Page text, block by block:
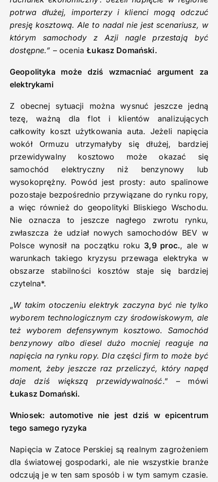
potrwa dłużej, importerzy i klienci mogą odczuć
presję kosztową. Ale to nadal nie jest scenariusz, w
którym samochody z Azji nagle przestają być
dostępne.” – oceniaŁukasz Domański.
Geopolityka może dziś wzmacniać argument za
elektrykami
Z obecnej sytuacji można wysnuć jeszcze jedną
tezę, ważną dla flot i klientów analizujących
całkowity koszt użytkowania auta. Jeżeli napięcia
wokół Ormuzu utrzymałyby się dłużej, bardziej
przewidywalny kosztowo może okazać się
samochód elektryczny niż benzynowy lub
wysokoprężny. Powód jest prosty: auto spalinowe
pozostaje bezpośrednio przywiązane do rynku ropy,
a więc również do geopolityki Bliskiego Wschodu.
Nie oznacza to jeszcze nagłego zwrotu rynku,
zwłaszcza że udział nowych samochodów BEV w
Polsce wynosił na początku roku 3,9 proc., ale w
warunkach takiego kryzysu przewaga elektryka w
obszarze stabilności kosztów staje się bardziej
czytelna*.
„W takim otoczeniu elektryk zaczyna być nie tylko
wyborem technologicznym czy środowiskowym, ale
też wyborem defensywnym kosztowo. Samochód
benzynowy albo diesel dużo mocniej reaguje na
napięcia na rynku ropy. Dla części firm to może być
moment, żeby jeszcze raz przeliczyć, który napęd
daje dziś większą przewidywalność.” – mówi
Łukasz Domański.
Wniosek: automotive nie jest dziś w epicentrum
tego samego ryzyka
Napięcia w Zatoce Perskiej są realnym zagrożeniem
dla światowej gospodarki, ale nie wszystkie branże
odczują je w ten sam sposób i w tym samym czasie.